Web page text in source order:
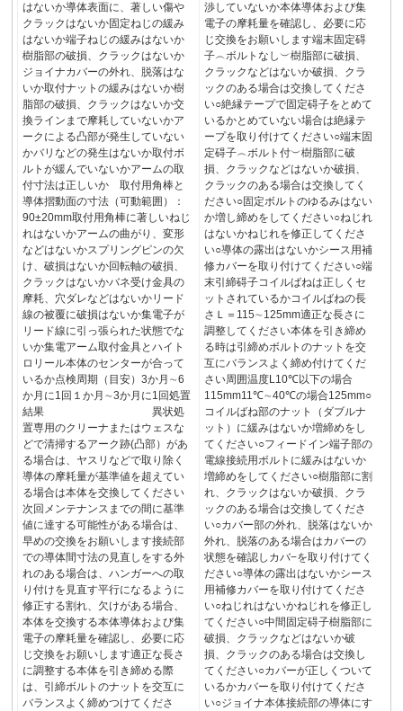
はないか導体表面に、著しい傷や
クラックはないか固定ねじの緩み
はないか端子ねじの緩みはないか
樹脂部の破損、クラックはないか
ジョイナカバーの外れ、脱落はな
いか取付ナットの緩みはないか樹
脂部の破損、クラックはないか交
換ラインまで摩耗していないかア
ークによる凸部が発生していない
かバリなどの発生はないか取付ボ
ルトが緩んでいないかアームの取
付寸法は正しいか 取付用角棒と
導体摺動面の寸法（可動範囲）：
90±20mm取付用角棒に著しいねじ
れはないかアームの曲がり、変形
などはないかスプリングピンの欠
け、破損はないか回転軸の破損、
クラックはないかバネ受け金具の
摩耗、穴ダレなどはないかリード
線の被覆に破損はないか集電子が
リード線に引っ張られた状態でな
いか集電アーム取付金具とハイト
ロリール本体のセンターが合って
いるか点検周期（目安）3か月∼6
か月に1回１か月∼3か月に1回処置
結果 異状処
置専用のクリーナまたはウェスな
どで清掃するアーク跡(凸部）があ
る場合は、ヤスリなどで取り除く
導体の摩耗量が基準値を超えてい
る場合は本体を交換してください
次回メンテナンスまでの間に基準
値に達する可能性がある場合は、
早めの交換をお願いします接続部
での導体間寸法の見直しをする外
れのある場合は、ハンガーへの取
り付けを見直す平行になるように
修正する割れ、欠けがある場合、
本体を交換する本体導体および集
電子の摩耗量を確認し、必要に応
じ交換をお願いします適正な長さ
に調整する本体を引き締める際
は、引締ボルトのナットを交互に
バランスよく締めつけてくださ
渉していないか本体導体および集
電子の摩耗量を確認し、必要に応
じ交換をお願いします端末固定碍
子︵ボルトなし︶樹脂部に破損、
クラックなどはないか破損、クラ
ックのある場合は交換してくださ
い○絶縁テープで固定碍子をとめて
いるかとめていない場合は絶縁テ
ープを取り付けてください○端末固
定碍子︵ボルト付︶樹脂部に破
損、クラックなどはないか破損、
クラックのある場合は交換してく
ださい○固定ボルトのゆるみはない
か増し締めをしてください○ねじれ
はないかねじれを修正してくださ
い○導体の露出はないかシース用補
修カバーを取り付けてください○端
末引締碍子コイルばねは正しくセ
ットされているかコイルばねの長
さＬ＝115∼125mm適正な長さに
調整してください本体を引き締め
る時は引締めボルトのナットを交
互にバランスよく締め付けてくだ
さい周囲温度L10℃以下の場合
115mm11℃∼40℃の場合125mm○
コイルばね部のナット（ダブルナ
ット）に緩みはないか増締めをし
てください○フィードイン端子部の
電線接続用ボルトに緩みはないか
増締めをしてください○樹脂部に割
れ、クラックはないか破損、クラ
ックのある場合は交換してくださ
い○カバー部の外れ、脱落はないか
外れ、脱落のある場合はカバーの
状態を確認しカバ−を取り付けてく
ださい○導体の露出はないかシース
用補修カバーを取り付けてくださ
い○ねじれはないかねじれを修正し
てください○中間固定碍子樹脂部に
破損、クラックなどはないか破
損、クラックのある場合は交換し
てください○カバーが正しくついて
いるかカバーを取り付けてくださ
い○ジョイナ本体接続部の導体にす